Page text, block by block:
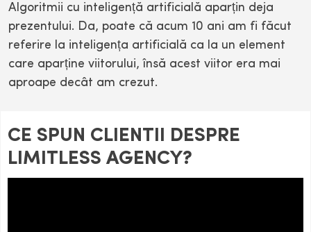
Algoritmii cu inteligență artificială aparțin deja
prezentului. Da, poate că acum 10 ani am fi făcut
referire la inteligența artificială ca la un element
care aparține viitorului, însă acest viitor era mai
aproape decât am crezut.
CE SPUN CLIENTII DESPRE
LIMITLESS AGENCY?